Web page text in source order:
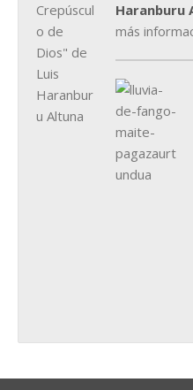
Haranburu
más